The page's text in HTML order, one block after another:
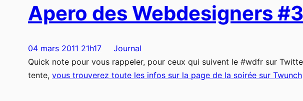
Apero des Webdesigners #3
04 mars 2011 21h17
Journal
Quick note pour vous rappeler, pour ceux qui suivent le #wdfr sur
tente, vous trouverez toute les infos sur la page de la soirée sur Twunch